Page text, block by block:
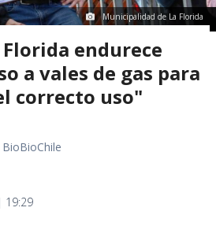
Municipalidad de La Florida
endurece
a vales de gas para
correcto uso"
19:29